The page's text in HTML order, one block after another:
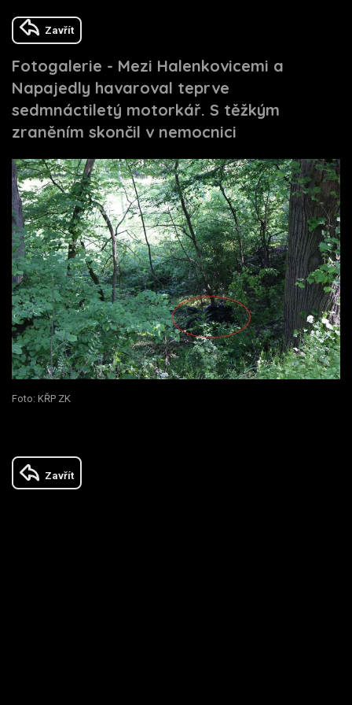
Zavřít
Fotogalerie - Mezi Halenkovicemi a
Napajedly havaroval teprve
sedmnáctiletý motorkář. S těžkým
zraněním skončil v nemocnici
Foto: KŘP ZK
Zavřít